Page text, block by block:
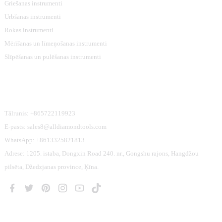
Griešanas instrumenti
Urbšanas instrumenti
Rokas instrumenti
Mērīšanas un līmeņošanas instrumenti
Slīpēšanas un pulēšanas instrumenti
Tālrunis: +865722119923
E-pasts: sales8@alldiamondtools.com
WhatsApp: +8613325821813
Adrese: 1205. istaba, Dongxin Road 240. nr., Gongshu rajons, Hangdžou
pilsēta, Džedzjanas province, Ķīna.